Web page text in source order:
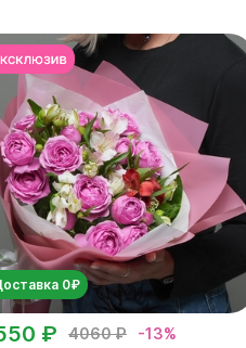
0₽
4060 ₽ -13%
₽